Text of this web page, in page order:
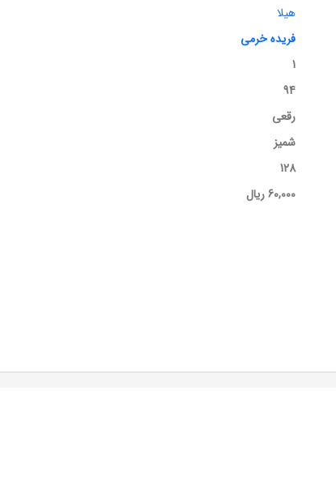
هیلا
فریده خرمی
1
94
رقعی
شمیز
128
60,000 ریال